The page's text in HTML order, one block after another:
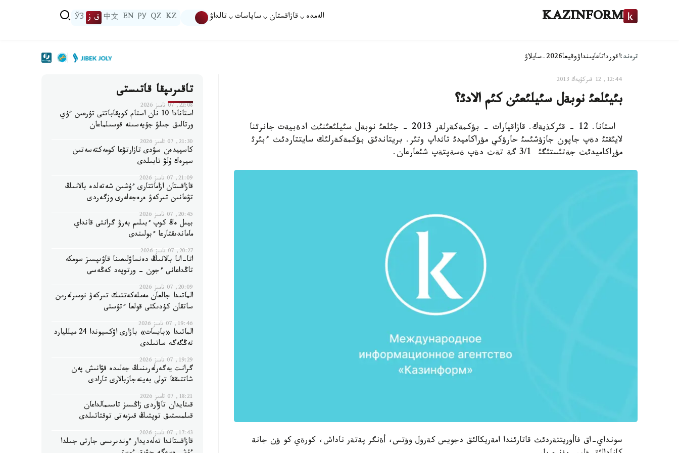
KAZINFORM الەمدە قازاقستان ساياسات تالداۋ KZ
QZ
РУ
EN
中文 ق ز ЎЗ
ترەند:اقورداتاعايىنداۋوقيعا2026-سايلاۋ
12:44, 12 قىركۇيەك 2013
بئيئلعئ نوبةل سئيلئعئن كئم الادئ؟
استانا. 12 - قئركذيةك. قازاقپارات - بؤكمةكةرلةر 2013 - جئلعئ نوبةل سئيلئعئنئث ادةبيةت جانرئنا
لايئقتئ دةپ جاپون جازؤشئسئ حارؤكي مؤراكاميدئ تاثداپ وتئر. بريتاندئق بؤكمةكةرلئك سايتتاردئث ءبئرئ
مؤراكاميدئث جةتئستئگئ 3/1 گة تةث دةپ ةسةپتةپ شئعارعان.
سونداي-اق فاأوريتتةردئث قاتارئندا امةريكالئق دجويس كةرول وؤتس، أةنگر پةتةر ناداش، كورةي كو ؤن جانة
تاقىرىپقا قاتىستى
22:08, 07 تامىز 2026
استانادا 10 نان استام كوپقاباتتى تۇرعىن ءۇي
ورتالىق جىلۋ جۇيەسىنە قوسىلماعان
21:30, 07 تامىز 2026
كاسپيدەن سۋدى تازارتۋعا كومەكتەسەتىن
سيرەك ۇلۋ تابىلدى
21:09, 07 تامىز 2026
قازاقستان ازاماتتارى ءۇشىن شەتەلدە بالانىڭ
تۋعانىن تىركەۋ ەرەجەلەرى وزگەردى
20:45, 07 تامىز 2026
بيىل ەڭ كوپ ءبىلىم بەرۋ گرانتى قانداي
ماماندىقتارعا ءبولىندى
20:27, 07 تامىز 2026
اتا-انا بالانىڭ دەنساۋلىعىنا قاۋىپسىز سومكە
تاڭداعانى ءجون - ورتوپەد كەڭەسى
20:09, 07 تامىز 2026
الماتىدا جالعان مەملەكەتتىك تىركەۋ نومىرلەرىن
ساتقان كۇدىكتى قولعا ءتۇستى
19:46, 07 تامىز 2026
الماتىدا «بايسات» بازارى اۋكسيوندا 24 ميلليارد
تەڭگەگە ساتىلدى
19:29, 07 تامىز 2026
گرانت يەگەرلەرىنىڭ جەلىدە قۋانىش پەن
شاتتىققا تولى بەينەجازبالارى تارادى
18:21, 07 تامىز 2026
قىتايدان تاۋاردى زاڭسىز تاسىمالداعان
قىلمىستىق توپتىڭ قىزمەتى توقتاتىلدى
17:43, 07 تامىز 2026
قازاقستاندا تەلەديدار ءوندىرىسى جارتى جىلدا